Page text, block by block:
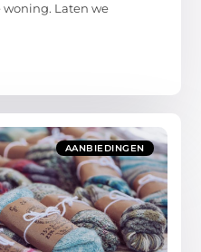
Laten we
AANBIEDINGEN